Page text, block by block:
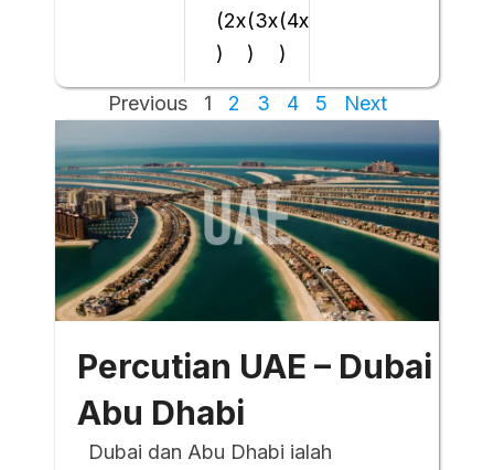
(2x
)
(3x
)
(4x
)
Previous 1 2 3 4 5 Next
Percutian UAE – Dubai
Abu Dhabi
Dubai dan Abu Dhabi ialah